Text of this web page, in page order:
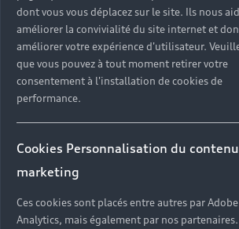
dont vous vous déplacez sur le site. Ils nous
améliorer la convivialité du site internet et
améliorer votre expérience d'utilisateur.
que vous pouvez à tout moment retirer votre
consentement à l'installation de cookies de
performance.
Cookies Personnalisation du contenu
marketing
Ces cookies sont placés entre autres par Adobe
Analytics, mais également par nos